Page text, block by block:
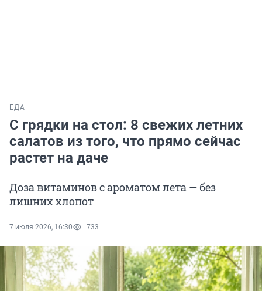
ЕДА
С грядки на стол: 8 свежих летних
салатов из того, что прямо сейчас
растет на даче
Доза витаминов с ароматом лета — без
лишних хлопот
7 июля 2026, 16:30 733